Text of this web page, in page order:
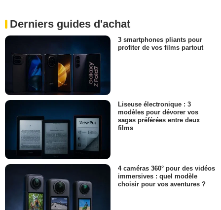
Derniers guides d'achat
3 smartphones pliants pour
profiter de vos films partout
Liseuse électronique : 3
modèles pour dévorer vos
sagas préférées entre deux
films
4 caméras 360° pour des vidéos
immersives : quel modèle
choisir pour vos aventures ?